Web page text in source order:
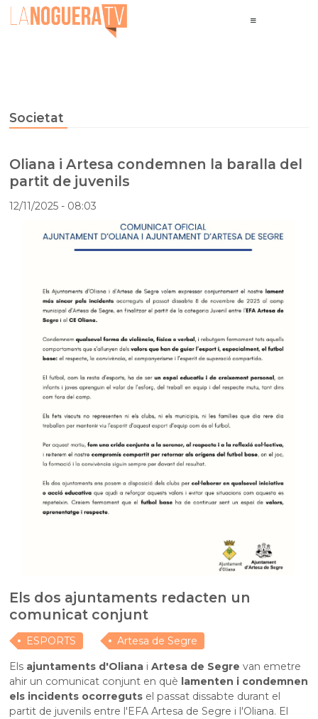
Societat
Oliana i Artesa condemnen la baralla del
partit de juvenils
12/11/2025- 08:03
Els dos ajuntaments redacten un
comunicat conjunt
ESPORTS
Artesa de Segre
Els ajuntaments d'Oliana iArtesa de Segre van emetre
ahir un comunicat conjunt en què lamenten i condemnen
els incidents ocorreguts el passat dissabte durant el
partit de juvenils entre l'EFA Artesa de Segre i l'Oliana. El